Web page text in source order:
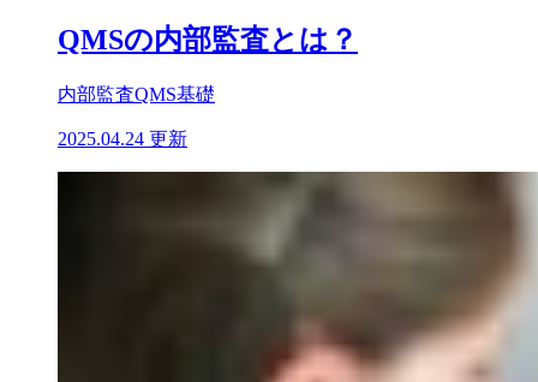
QMSの内部監査とは？
内部監査QMS基礎
2025.04.24 更新